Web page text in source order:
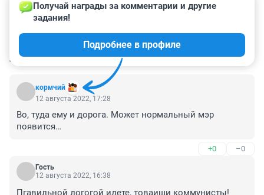
КОММЕНТАРИИ 269
кормчий
Получай награды за комментарии и другие
задания!
Подробнее в профиле
12 августа 2022, 17:28
Во, туда ему и дорога. Может нормальный мэр
появится…
+0 –0
Гость
12 августа 2022, 16:38
Пгавильной догогой идете, товаищи коммунисты!